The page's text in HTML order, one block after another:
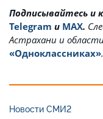
Подписывайтесь и
Telegram и MAX.
Астрахани и
«Одноклассниках»
Новости СМИ2